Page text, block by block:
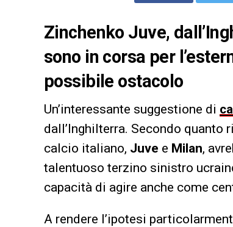
Zinchenko Juve,
sono in corsa per
possibile ostacolo
Un’interessante suggestione di
dall’Inghilterra. Secondo quanto
calcio italiano, Juve e Milan,
talentuoso terzino sinistro
capacità di agire anche come
A rendere l’ipotesi